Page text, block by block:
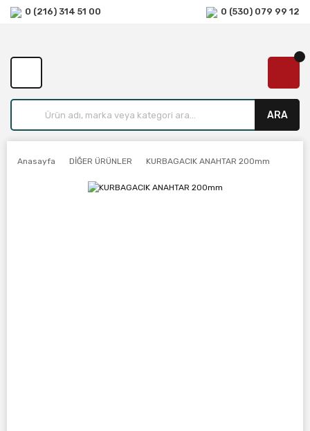
0 (216) 314 51 00 0 (530) 079 99 12
ARA
Anasayfa DİĞER ÜRÜNLER KURBAGACIK ANAHTAR 200mm